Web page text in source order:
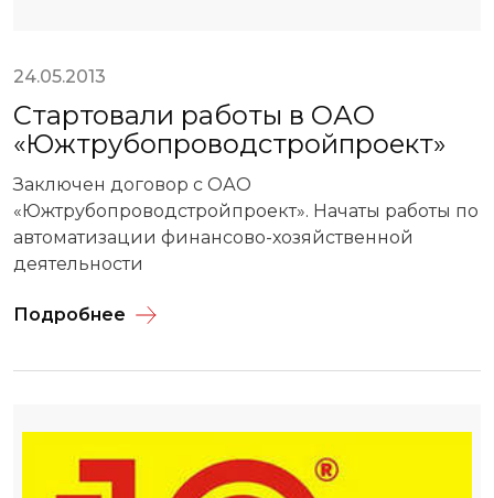
24.05.2013
Стартовали работы в ОАО
«Южтрубопроводстройпроект»
Заключен договор с ОАО
«Южтрубопроводстройпроект». Начаты работы по
автоматизации финансово-хозяйственной
деятельности
Подробнее